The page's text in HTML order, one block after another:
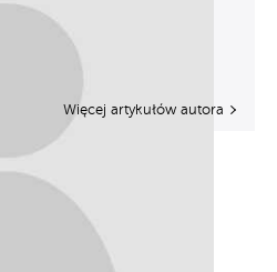
Więcej artykułów autora